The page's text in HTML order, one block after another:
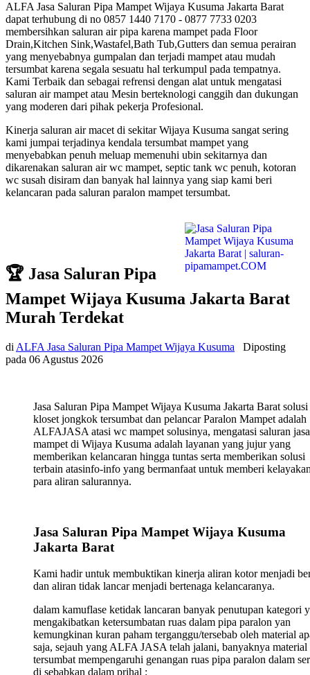
ALFA Jasa Saluran Pipa Mampet Wijaya Kusuma Jakarta Barat
dapat terhubung di no 0857 1440 7170 - 0877 7733 0203
membersihkan saluran air pipa karena mampet pada Floor
Drain,Kitchen Sink,Wastafel,Bath Tub,Gutters dan semua perairan
yang menyebabnya gumpalan dan terjadi mampet atau mudah
tersumbat karena segala sesuatu hal terkumpul pada tempatnya.
Kami Terbaik dan sebagai refrensi dengan alat untuk mengatasi
saluran air mampet atau Mesin berteknologi canggih dan dukungan
yang moderen dari pihak pekerja Profesional.
Kinerja saluran air macet di sekitar Wijaya Kusuma sangat sering
kami jumpai terjadinya kendala tersumbat mampet yang
menyebabkan penuh meluap memenuhi ubin sekitarnya dan
dikarenakan saluran air wc mampet, septic tank wc penuh, kotoran
wc susah disiram dan banyak hal lainnya yang siap kami beri
kelancaran pada saluran paralon mampet tersumbat.
🏆 Jasa Saluran Pipa
Mampet Wijaya Kusuma Jakarta Barat
Murah Terdekat
di ALFA Jasa Saluran Pipa Mampet Wijaya Kusuma
Diposting
pada 06 Agustus 2026
Jasa Saluran Pipa Mampet Wijaya Kusuma Jakarta Barat solusi
kloset jongkok tersumbat dan pelancar Paralon Mampet adalah
ALFAJASA atasi wc mampet solusinya, mengatasi saluran jasa
mampet di Wijaya Kusuma adalah layanan yang jujur yang
memberikan kelancaran hingga tuntas serta memberikan solusi
terbain atasinfo-info yang bermanfaat untuk memberi
para aliran salurannya.
Jasa Saluran Pipa Mampet Wijaya Kusuma
Jakarta Barat
Kami hadir untuk membuktikan kinerja aliran kotor menjadi
dan aliran tidak lancar menjadi bertenaga kelancaranya.
dalam kamuflase ketidak lancaran banyak penutupan kategori
mengakibatkan ketersumbatan ruas dalam pipa paralon yan
kemungkinan kuran paham terganggu/tersebab oleh material
saja, sejauh yang ALFA JASA telah jalani, banyaknya material
tersumbat mempengaruhi genangan ruas pipa paralon dalam
di sebabkan dalam prihal :